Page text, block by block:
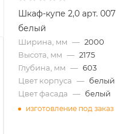
Шкаф-купе 2,0 арт. 007
белый
Ширина, мм — 2000
Высота, мм — 2175
Глубина, мм — 603
Цвет корпуса — белый
Цвет фасада — белый
изготовление под заказ